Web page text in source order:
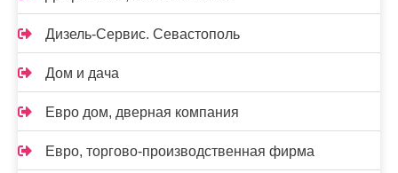
Дизель-Сервис. Севастополь
Дом и дача
Евро дом, дверная компания
Евро, торгово-производственная фирма